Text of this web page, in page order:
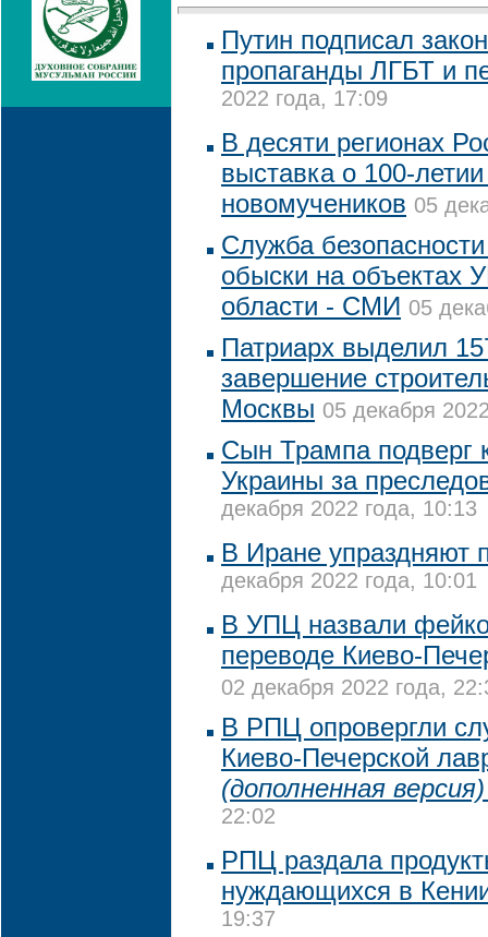
Путин подписал
пропаганды ЛГБТ и
2022 года, 17:09
В десяти регионах
выставка о 100-
новомучеников 05
Служба
обыски на объектах
области - СМИ 05
Патриарх выделил
завершение
Москвы 05 декабря
Сын Трампа подверг
Украины за
декабря 2022 года, 10:13
В Иране упраздняют
декабря 2022 года, 10:01
В УПЦ назвали
переводе Киево-
02 декабря 2022 года,
В РПЦ опровергли
Киево-Печерской
(дополненная версия)
22:02
РПЦ раздала
нуждающихся в
19:37